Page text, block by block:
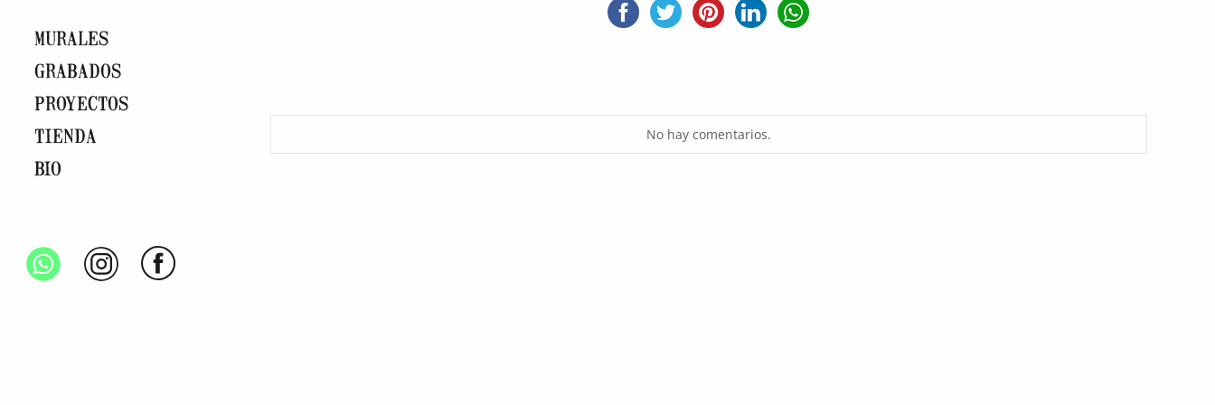
MURALES
GRABADOS
PROYECTOS
TIENDA
BIO
No hay comentarios.